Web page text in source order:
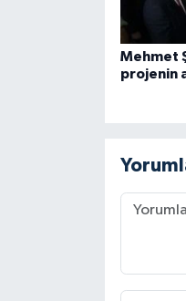
Mehmet
projenin